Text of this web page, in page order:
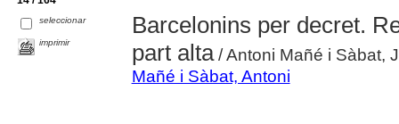
seleccionar
imprimir
Barcelonins per decret.
part alta/ Antoni Mañé i Sàbat,
Mañé i Sàbat, Antoni